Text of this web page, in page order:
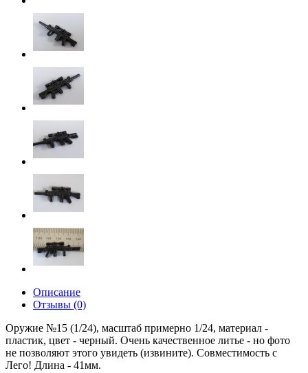
Описание
Отзывы (0)
Оружие №15 (1/24), масштаб примерно 1/24, материал -
пластик, цвет - черный. Очень качественное литье - но фото
не позволяют этого увидеть (извините). Совместимость с
Лего! Длина - 41мм.